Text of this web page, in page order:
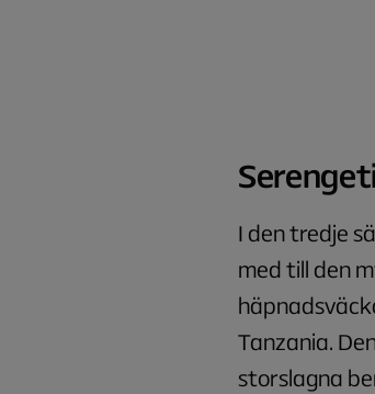
I den tredje
med till den
Tanzania.
storslagna